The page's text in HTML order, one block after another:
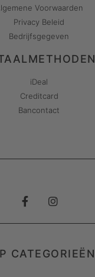
Voorwaarden
Privacy Beleid
Bedrijfsgegeven
iDeal
Creditcard
Bancontact
CATEGORIEËN